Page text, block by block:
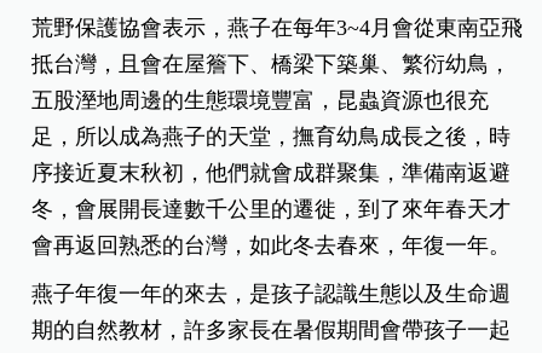
荒野保護協會表示，燕子在每年3~4月會從東南亞飛
抵台灣，且會在屋簷下、橋梁下築巢、繁衍幼鳥，
五股溼地周邊的生態環境豐富，昆蟲資源也很充
足，所以成為燕子的天堂，撫育幼鳥成長之後，時
序接近夏末秋初，他們就會成群聚集，準備南返避
冬，會展開長達數千公里的遷徙，到了來年春天才
會再返回熟悉的台灣，如此冬去春來，年復一年。
燕子年復一年的來去，是孩子認識生態以及生命週
期的自然教材，許多家長在暑假期間會帶孩子一起